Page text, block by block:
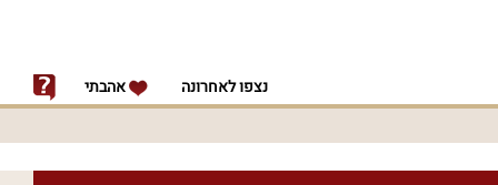
נצפו לאחרונה אהבתי